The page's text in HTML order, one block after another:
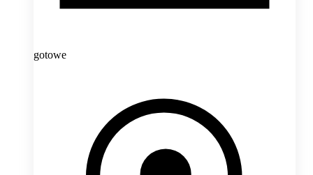
gotowe